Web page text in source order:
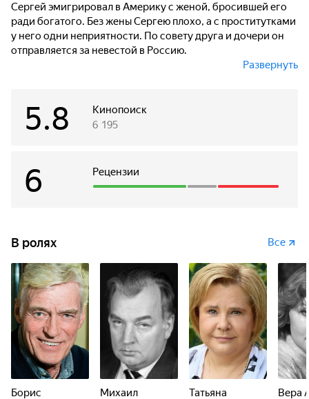
Сергей эмигрировал в Америку с женой, бросившей его
ради богатого. Без жены Сергею плохо, а с проститутками
у него одни неприятности. По совету друга и дочери он
отправляется за невестой в Россию.
в постель, другая оказалась воровкой, третья в Америку
не захотела, так как в Москве имела Мерседес и дом в
Развернуть
Кинопоиск
5.8 6 195
Рецензии
6
В ролях Все
Борис
Михаил
Татьяна
Вера